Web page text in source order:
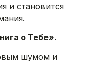
и становится
о Тебе».
шумом и